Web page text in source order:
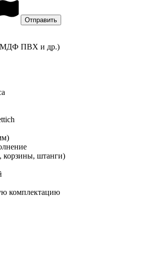
МДФ ПВХ и др.)
корзины, штанги)
комплектацию